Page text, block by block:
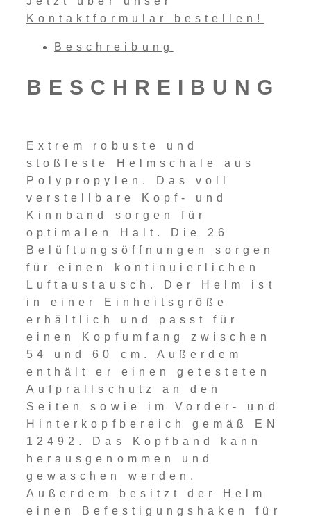
Kontaktformular bestellen!
Beschreibung
BESCHREIBUNG
Extrem robuste und
stoßfeste Helmschale aus
Polypropylen. Das voll
verstellbare Kopf- und
Kinnband sorgen für
optimalen Halt. Die 26
Belüftungsöffnungen sorgen
für einen kontinuierlichen
Luftaustausch. Der Helm ist
in einer Einheitsgröße
erhältlich und passt für
einen Kopfumfang zwischen
54 und 60 cm. Außerdem
enthält er einen getesteten
Aufprallschutz an den
Seiten sowie im Vorder- und
Hinterkopfbereich gemäß EN
12492. Das Kopfband kann
herausgenommen und
gewaschen werden.
Außerdem besitzt der Helm
einen Befestigungshaken für